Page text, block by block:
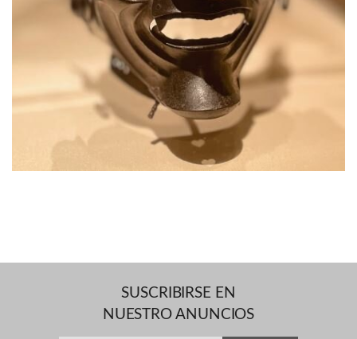
SUSCRIBIRSE EN
NUESTRO ANUNCIOS